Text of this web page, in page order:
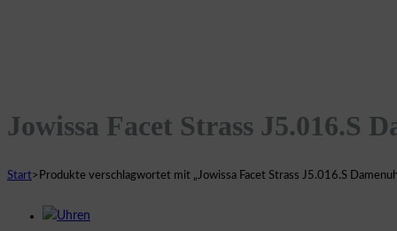
Jowissa Facet Strass J5.016.S
Start> Produkte verschlagwortet mit „Jowissa Facet Strass J5.016.S